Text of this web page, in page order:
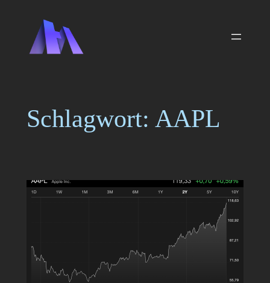
springen
Schlagwort: AAPL